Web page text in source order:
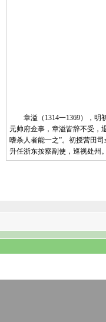
章溢（1314一1369），明初
元帅府佥事，章溢皆辞不受，
嗜杀人者能一之”。初授营田
升任浙东按察副使，巡视处